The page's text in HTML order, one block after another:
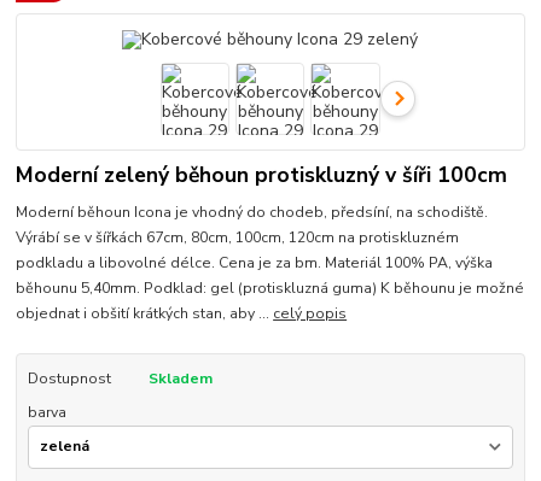
Moderní zelený běhoun protiskluzný v šíři 100cm
Moderní běhoun Icona je vhodný do chodeb, předsíní, na schodiště.
Výrábí se v šířkách 67cm, 80cm, 100cm, 120cm na protiskluzném
podkladu a libovolné délce. Cena je za bm. Materiál 100% PA, výška
běhounu 5,40mm. Podklad: gel (protiskluzná guma) K běhounu je možné
objednat i obšití krátkých stan, aby ... celý popis
Dostupnost
Skladem
barva